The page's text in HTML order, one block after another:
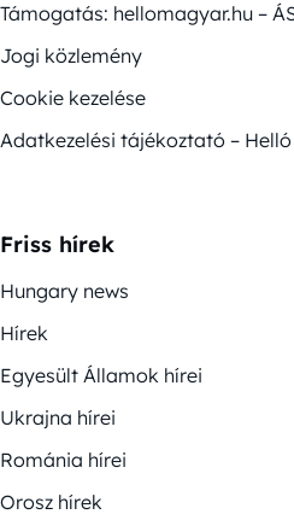
Támogatás: hellomagyar.hu –
Jogi közlemény
Cookie kezelése
Adatkezelési tájékoztató –
Friss hírek
Hungary news
Hírek
Egyesült Államok hírei
Ukrajna hírei
Románia hírei
Orosz hírek